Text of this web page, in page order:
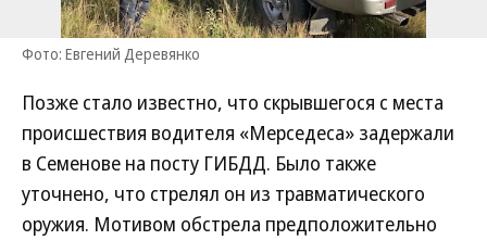
Фото: Евгений Деревянко
Позже стало известно, что скрывшегося с места
происшествия водителя «Мерседеса» задержали
в Семенове на посту ГИБДД. Было также
уточнено, что стрелял он из травматического
оружия. Мотивом обстрела предположительно